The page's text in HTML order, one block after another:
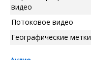
видео
Потоковое видео
Географические метки